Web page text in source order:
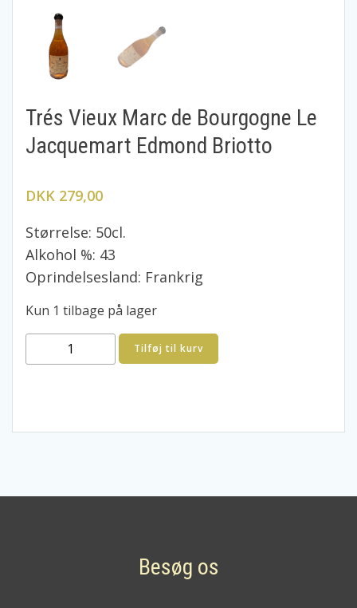
Trés Vieux Marc de Bourgogne Le
Jacquemart Edmond Briotto
DKK 279,00
Størrelse: 50cl.
Alkohol %: 43
Oprindelsesland: Frankrig
Kun 1 tilbage på lager
Vieux
Briotto
Tilføj til kurv
Besøg os